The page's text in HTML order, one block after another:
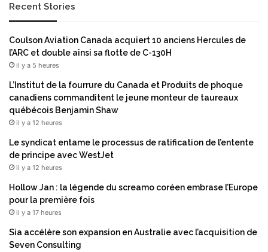
Recent Stories
Coulson Aviation Canada acquiert 10 anciens Hercules de
l’ARC et double ainsi sa flotte de C-130H
il y a 5 heures
L’Institut de la fourrure du Canada et Produits de phoque
canadiens commanditent le jeune monteur de taureaux
québécois Benjamin Shaw
il y a 12 heures
Le syndicat entame le processus de ratification de l’entente
de principe avec WestJet
il y a 12 heures
Hollow Jan : la légende du screamo coréen embrase l’Europe
pour la première fois
il y a 17 heures
Sia accélère son expansion en Australie avec l’acquisition de
Seven Consulting